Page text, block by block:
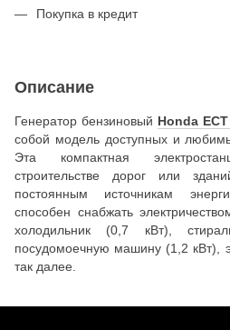
Покупка в кредит
Описание
Генератор бензиновый Honda
собой модель доступных и
Эта компактная
строительстве дорог или
постоянным источникам
способен снабжать
холодильник (0,7 кВт),
посудомоечную машину (1,2 кВт),
так далее.